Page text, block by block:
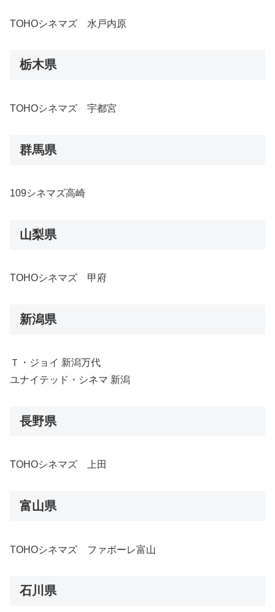
TOHOシネマズ 水戸内原
栃木県
TOHOシネマズ 宇都宮
群馬県
109シネマズ高崎
山梨県
TOHOシネマズ 甲府
新潟県
Ｔ・ジョイ 新潟万代
ユナイテッド・シネマ 新潟
長野県
TOHOシネマズ 上田
富山県
TOHOシネマズ ファボーレ富山
石川県